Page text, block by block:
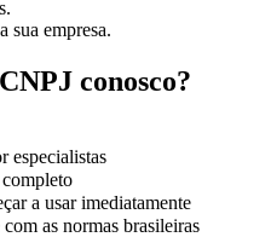
sua empresa.
conosco?
especialistas
a usar imediatamente
as normas brasileiras